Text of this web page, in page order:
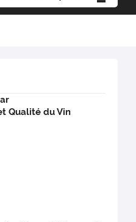
Qualité du Vin